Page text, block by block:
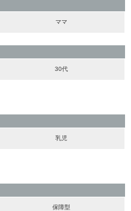
ママ
30代
乳児
保障型